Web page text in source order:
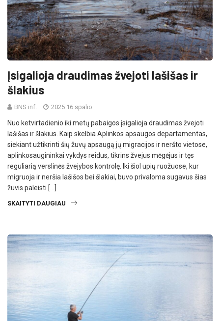
Įsigalioja draudimas žvejoti lašišas ir
šlakius
BNS inf. 2025 16 spalio
Nuo ketvirtadienio iki metų pabaigos įsigalioja draudimas žvejoti
lašišas ir šlakius. Kaip skelbia Aplinkos apsaugos departamentas,
siekiant užtikrinti šių žuvų apsaugą jų migracijos ir neršto vietose,
aplinkosaugininkai vykdys reidus, tikrins žvejus mėgėjus ir tęs
reguliarią verslinės žvejybos kontrolę. Iki šiol upių ruožuose, kur
migruoja ir neršia lašišos bei šlakiai, buvo privaloma sugavus šias
žuvis paleisti […]
SKAITYTI DAUGIAU